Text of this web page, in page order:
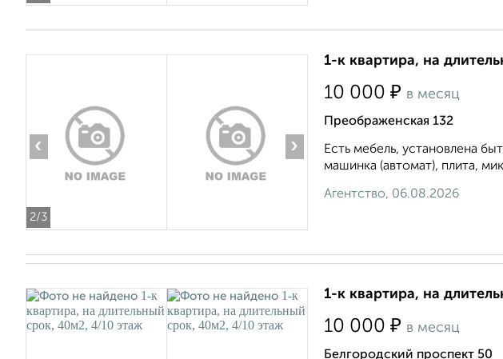
2/3
‹ ›
1-к квартира, на
10 000 ₽ в месяц
Преображенская 132
Есть мебель, установлена
машинка (автомат), плита,
Агентство, 06.08.2026
1-к квартира, на
10 000 ₽ в месяц
Белгородский проспект 50